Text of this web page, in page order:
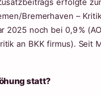
erfolgte
Bremerhaven –
2025 noch bei 0,9 %
an BKK firmus). Seit
statt?